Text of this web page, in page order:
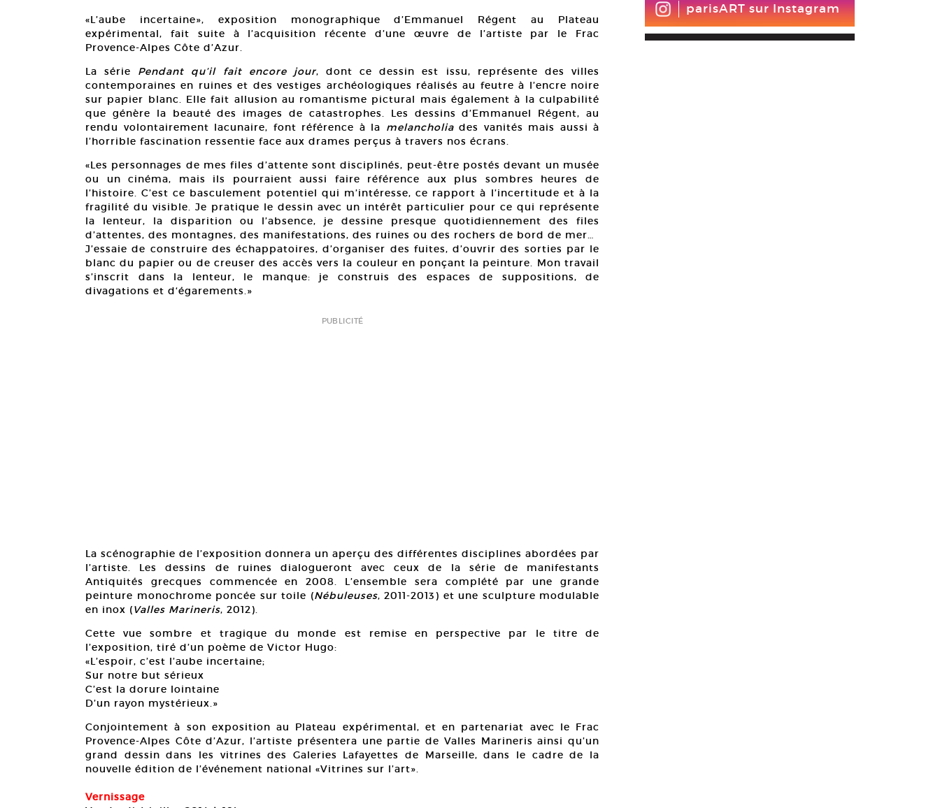
«L’aube incertaine», exposition monographique d’Emmanuel Régent au Plateau
expérimental, fait suite à l’acquisition récente d’une œuvre de l’artiste par le Frac
Provence-Alpes Côte d’Azur.
La série Pendant qu’il fait encore jour, dont ce dessin est issu, représente des villes
contemporaines en ruines et des vestiges archéologiques réalisés au feutre à l’encre noire
sur papier blanc. Elle fait allusion au romantisme pictural mais également à la culpabilité
que génère la beauté des images de catastrophes. Les dessins d’Emmanuel Régent, au
rendu volontairement lacunaire, font référence à la melancholiades vanités mais aussi à
l’horrible fascination ressentie face aux drames perçus à travers nos écrans.
«Les personnages de mes files d’attente sont disciplinés, peut-être postés devant un musée
ou un cinéma, mais ils pourraient aussi faire référence aux plus sombres heures de
l’histoire. C’est ce basculement potentiel qui m’intéresse, ce rapport à l’incertitude et à la
fragilité du visible. Je pratique le dessin avec un intérêt particulier pour ce qui représente
la lenteur, la disparition ou l’absence, je dessine presque quotidiennement des files
d’attentes, des montagnes, des manifestations, des ruines ou des rochers de bord de mer…
J’essaie de construire des échappatoires, d’organiser des fuites, d’ouvrir des sorties par le
blanc du papier ou de creuser des accès vers la couleur en ponçant la peinture. Mon travail
s’inscrit dans la lenteur, le manque: je construis des espaces de suppositions, de
divagations et d‘égarements.»
PUBLICITÉ
La scénographie de l’exposition donnera un aperçu des différentes disciplines abordées par
l’artiste. Les dessins de ruines dialogueront avec ceux de la série de manifestants
Antiquités grecques commencée en 2008. L’ensemble sera complété par une grande
peinture monochrome poncée sur toile (Nébuleuses, 2011-2013) et une sculpture modulable
en inox (Valles Marineris, 2012).
Cette vue sombre et tragique du monde est remise en perspective par le titre de
l’exposition, tiré d’un poème de Victor Hugo:
«L’espoir, c’est l’aube incertaine;
Sur notre but sérieux
C’est la dorure lointaine
D’un rayon mystérieux.»
Conjointement à son exposition au Plateau expérimental, et en partenariat avec le Frac
Provence-Alpes Côte d’Azur, l’artiste présentera une partie de Valles Marineris ainsi qu’un
grand dessin dans les vitrines des Galeries Lafayettes de Marseille, dans le cadre de la
nouvelle édition de l’événement national «Vitrines sur l’art».
Vernissage
parisART sur Instagram